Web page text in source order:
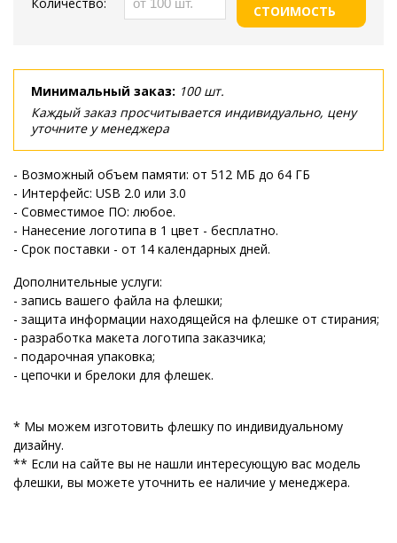
СТОИМОСТЬ
Минимальный заказ: 100 шт.
Каждый заказ просчитывается индивидуально, цену
уточните у менеджера
- Возможный объем памяти: от 512 МБ до 64 ГБ
- Интерфейс: USB 2.0 или 3.0
- Совместимое ПО: любое.
- Нанесение логотипа в 1 цвет - бесплатно.
- Срок поставки - от 14 календарных дней.
Дополнительные услуги:
- запись вашего файла на флешки;
- защита информации находящейся на флешке от стирания;
- разработка макета логотипа заказчика;
- подарочная упаковка;
- цепочки и брелоки для флешек.
* Мы можем изготовить флешку по индивидуальному
дизайну.
** Если на сайте вы не нашли интересующую вас модель
флешки, вы можете уточнить ее наличие у менеджера.